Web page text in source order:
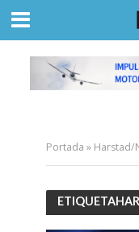
Portada » Harstad/